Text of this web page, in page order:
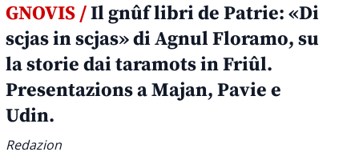
GNOVIS /Il gnûf libri de Patrie: «Di
scjas in scjas» di Agnul Floramo, su
la storie dai taramots in Friûl.
Presentazions a Majan, Pavie e
Udin.
Redazion